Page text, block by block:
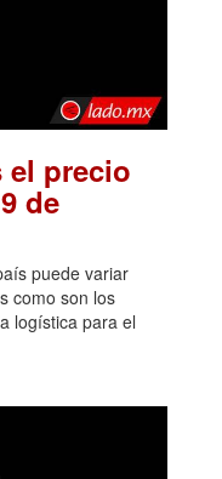
el precio
de
puede variar
como son los
logística para el